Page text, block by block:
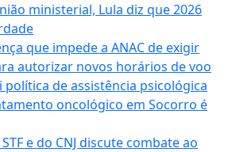
ministerial, Lula diz que 2026
que impede a ANAC de exigir
autorizar novos horários de voo
de assistência psicológica
oncológico em Socorro é
e do CNJ discute combate ao